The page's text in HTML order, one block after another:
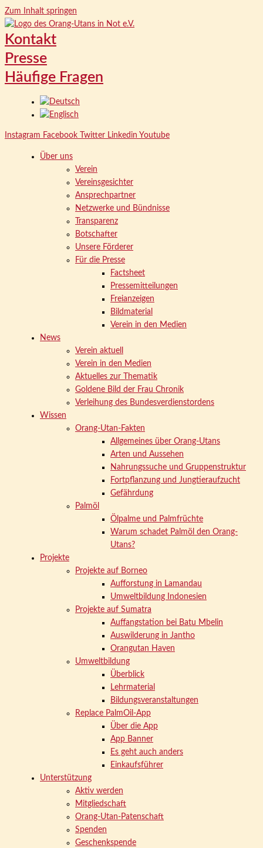
Zum Inhalt springen
Kontakt
Presse
Häufige Fragen
Instagram Facebook Twitter Linkedin Youtube
Über uns
Verein
Vereinsgesichter
Ansprechpartner
Netzwerke und Bündnisse
Transparenz
Botschafter
Unsere Förderer
Für die Presse
Factsheet
Pressemitteilungen
Freianzeigen
Bildmaterial
Verein in den Medien
News
Verein aktuell
Verein in den Medien
Aktuelles zur Thematik
Goldene Bild der Frau Chronik
Verleihung des Bundesverdienstordens
Wissen
Orang-Utan-Fakten
Allgemeines über Orang-Utans
Arten und Aussehen
Nahrungssuche und Gruppenstruktur
Fortpflanzung und Jungtieraufzucht
Gefährdung
Palmöl
Ölpalme und Palmfrüchte
Warum schadet Palmöl den Orang-
Utans?
Projekte
Projekte auf Borneo
Aufforstung in Lamandau
Umweltbildung Indonesien
Projekte auf Sumatra
Auffangstation bei Batu Mbelin
Auswilderung in Jantho
Orangutan Haven
Umweltbildung
Überblick
Lehrmaterial
Bildungsveranstaltungen
Replace PalmOil-App
Über die App
App Banner
Es geht auch anders
Einkaufsführer
Unterstützung
Aktiv werden
Mitgliedschaft
Orang-Utan-Patenschaft
Spenden
Geschenkspende